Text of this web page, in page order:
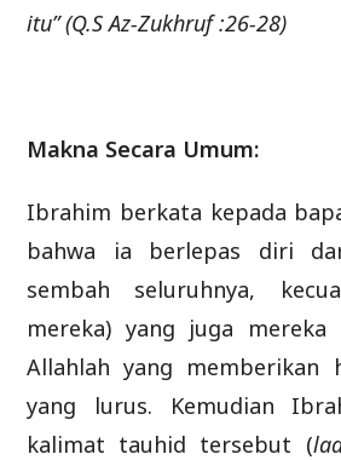
itu” (Q.S Az-Zukhruf :26-28)
Makna Secara Umum:
Ibrahim berkata kepada
bahwa ia berlepas diri
sembah seluruhnya,
mereka) yang juga mereka
Allahlah yang memberikan
yang lurus. Kemudian
kalimat tauhid tersebut (